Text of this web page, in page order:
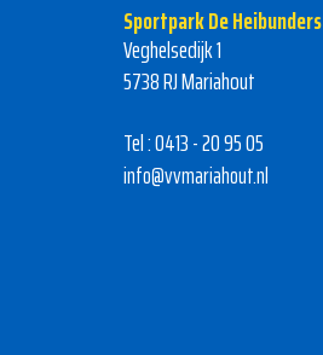
Sportpark De Heibunders
Veghelsedijk 1
5738 RJ Mariahout
Tel : 0413 - 20 95 05
info@vvmariahout.nl